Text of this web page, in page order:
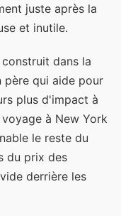
juste après la
et inutile.
dans la
père qui aide pour
plus d'impact à
à New York
le reste du
du prix des
derrière les